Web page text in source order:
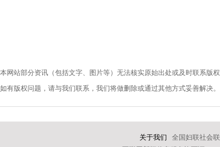
本网站部分资讯（包括文字、图片等）无法核实原始出处或及时联系版
如有版权问题，请与我们联系，我们将做删除或通过其他方式妥善解决。
关于我们
全国妇联社会